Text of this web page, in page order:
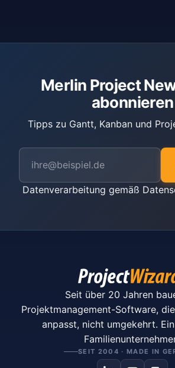
Merlin Project
abonnieren
Tipps zu Gantt, Kanban und
Datenverarbeitung gemäß
Seit über 20 Jahren
Projektmanagement-Software,
anpasst, nicht umgekehrt.
SEIT 2004 · MADE IN